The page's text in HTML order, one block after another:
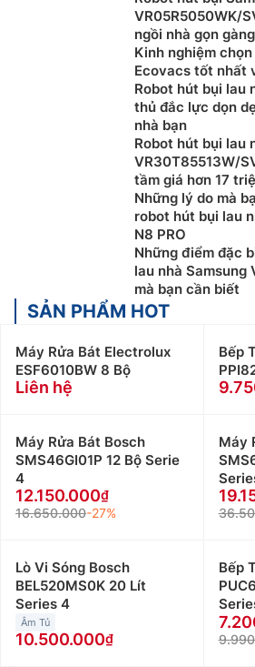
VR05R5050WK/
ngồi nhà gọn
Kinh nghiệm
Ecovacs tốt nhất
Robot hút bụi lau
thủ đắc lực dọn
nhà bạn
Robot hút bụi lau
VR30T85513W/
tầm giá hơn 17
Những lý do mà
robot hút bụi lau
N8 PRO
Những điểm đặc
lau nhà Samsung
mà bạn cần biết
SẢN PHẨM HOT
Máy Rửa Bát Electrolux
ESF6010BW 8 Bộ
Liên hệ
Bếp
Máy Rửa Bát Bosch
SMS46GI01P 12 Bộ Serie
4
12.150.000
16.650.000-27%
Máy
Lò Vi Sóng Bosch
BEL520MS0K 20 Lít
Series 4
Âm Tủ
10.500.000
Bếp